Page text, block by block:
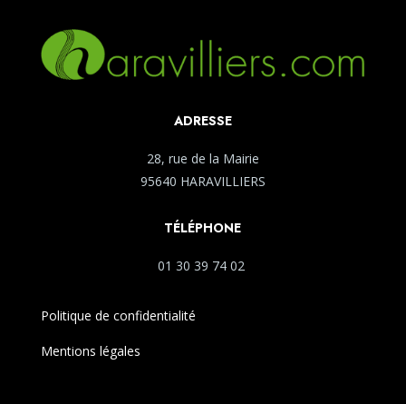
ADRESSE
28, rue de la Mairie
95640 HARAVILLIERS
TÉLÉPHONE
01 30 39 74 02
Politique de confidentialité
Mentions légales